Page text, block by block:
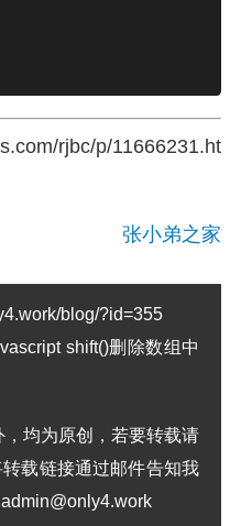
rjbc/p/11666231.ht
张小弟之家
blog/?id=355
shift()删除数组中
均为原创，若要转载请
载链接通过邮件告知我